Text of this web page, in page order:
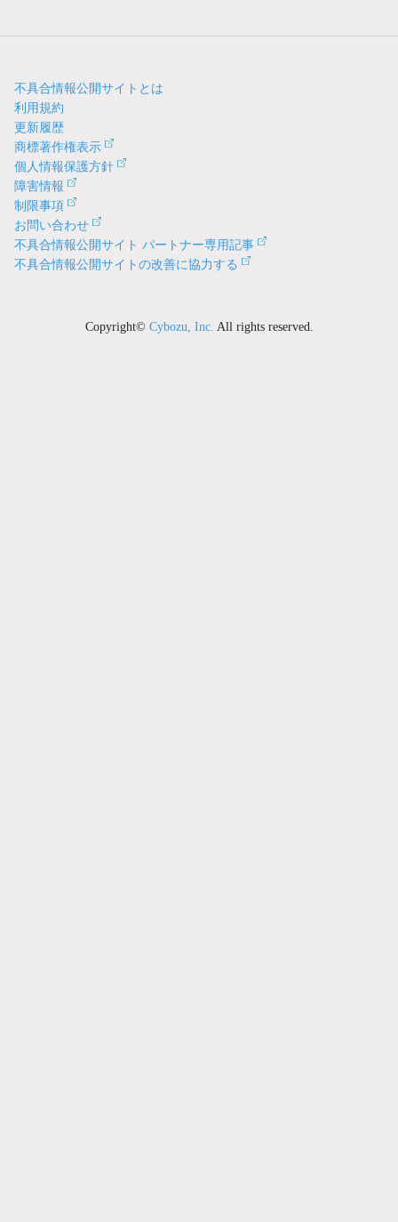
不具合情報公開サイトとは
利用規約
更新履歴
商標著作権表示
個人情報保護方針
障害情報
制限事項
お問い合わせ
不具合情報公開サイト パートナー専用記事
不具合情報公開サイトの改善に協力する
Copyright© Cybozu, Inc. All rights reserved.